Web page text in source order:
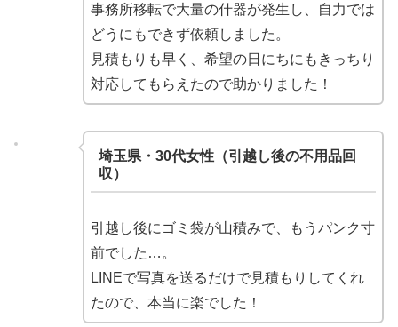
事務所移転で大量の什器が発生し、自力では
どうにもできず依頼しました。
見積もりも早く、希望の日にちにもきっちり
対応してもらえたので助かりました！
埼玉県・30代女性（引越し後の不用品回
収）
引越し後にゴミ袋が山積みで、もうパンク寸
前でした…。
LINEで写真を送るだけで見積もりしてくれ
たので、本当に楽でした！